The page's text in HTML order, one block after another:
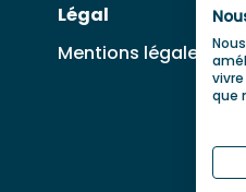
Légal
Mentions légales
que